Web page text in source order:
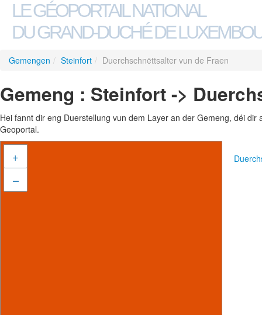
LE GÉOPORTAIL NATIONAL
DU GRAND-DUCHÉ DE
Gemengen / Steinfort / Duerchschnëttsalter vun de Fraen
Gemeng : Steinfort ->
Hei fannt dir eng Duerstellung vun dem Layer an der Gemeng, déi
Geoportal.
+
–